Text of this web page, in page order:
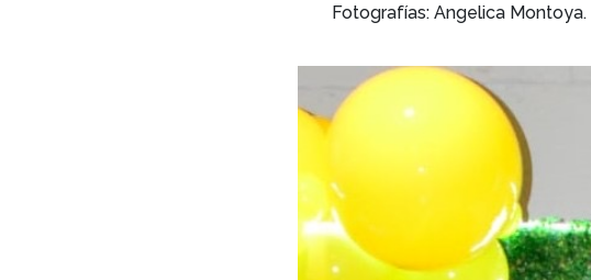
Fotografías: Angelica Montoya.